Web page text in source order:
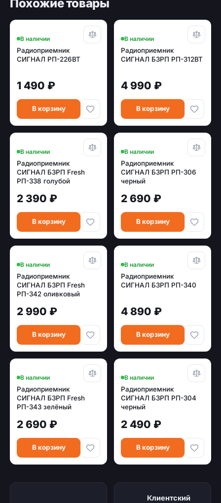
Похожие товары
В наличии
Радиоприемник
СИГНАЛ РП-226BT
1 490 ₽
В корзину
В наличии
Радиоприемник
СИГНАЛ БЗРП РП-312BT
4 990 ₽
В корзину
В наличии
Радиоприемник
СИГНАЛ БЗРП Fresh
РП-338 голубой
2 390 ₽
В корзину
В наличии
Радиоприемник
СИГНАЛ БЗРП РП-306
черный
2 690 ₽
В корзину
В наличии
Радиоприемник
СИГНАЛ БЗРП Fresh
РП-342 оливковый
2 990 ₽
В корзину
В наличии
Радиоприемник
СИГНАЛ БЗРП РП-340
4 890 ₽
В корзину
В наличии
Радиоприемник
СИГНАЛ БЗРП Fresh
РП-343 зелёный
2 690 ₽
В корзину
В наличии
Радиоприемник
СИГНАЛ БЗРП РП-304
черный
2 490 ₽
В корзину
Клиентский